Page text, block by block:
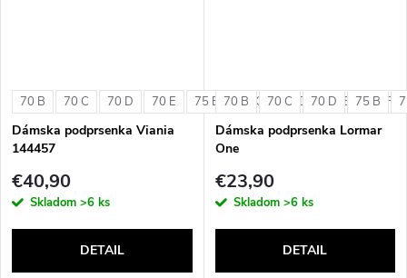
70 B 70 C 70 D 70 E 75 B 75 C 75 D 75 E 75 F
Dámska podprsenka Viania
144457
€40,90
Skladom >6 ks
DETAIL
70 B 70 C 70 D 75 B
Dámska podprsenka Lormar
One
€23,90
Skladom >6 ks
DETAIL